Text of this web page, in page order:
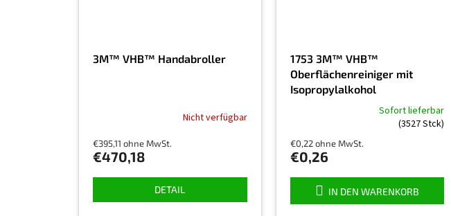
3M™ VHB™ Handabroller
Nicht verfügbar
€395,11 ohne MwSt.
€470,18
DETAIL
1753 3M™ VHB™
Oberflächenreiniger mit
Isopropylalkohol
Produktbewertung
ist
Sofort lieferbar
(3527 Stck)
€0,22 ohne MwSt.
€0,26
IN DEN WARENKORB